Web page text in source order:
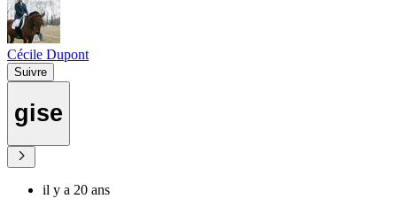
Cécile Dupont
Suivre
gise
il y a 20 ans